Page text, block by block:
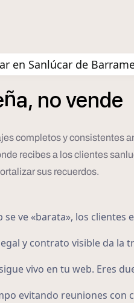
en Sanlúcar de
ña, novende
completos y consistentes
recibes a los clientes
sus recuerdos.
ve «barata», los clientes
y contrato visible da la
vivo en tu web. Eres
evitando reuniones con